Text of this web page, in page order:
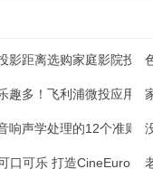
影距离选购家庭影院投影
趣多！飞利浦微投应用评
响声学处理的12个准则
口可乐 打造CineEurope